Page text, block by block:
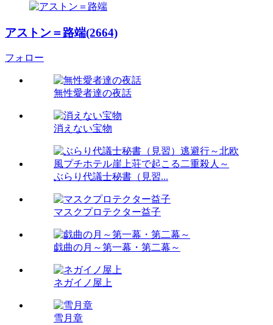
アストン＝路端(2664)
フォロー
無性愛者達の夜話
消えない宝物
ぶらり代議士秘書（見習...
マスクプロテクター益子
戯曲の月～第一幕・第二幕～
ネガイノ屋上
雪月章